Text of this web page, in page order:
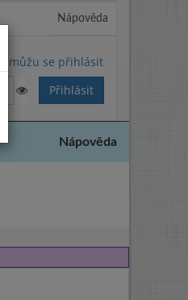
Nápověda
Nemůžu se přihlásit
Nápověda